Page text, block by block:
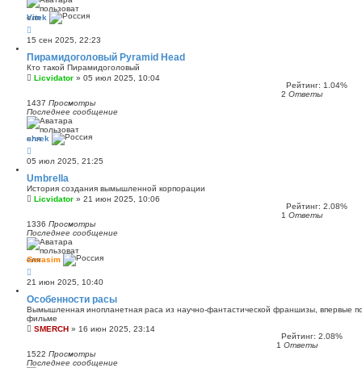
Vitek
15 сен 2025, 22:23
Пирамидоголовый Pyramid Head
Кто такой Пирамидоголовый
Licvidator » 05 июл 2025, 10:04
Рейтинг: 1.04%
2 Ответы
1437 Просмотры
Последнее сообщение
shrek
05 июл 2025, 21:25
Umbrella
История создания вымышленной корпорации
Licvidator » 21 июн 2025, 10:06
Рейтинг: 2.08%
1 Ответы
1336 Просмотры
Последнее сообщение
Gerasim
21 июн 2025, 10:40
Особенности расы
Вымышленная инопланетная раса из научно-фантастической франшизы, впервые
фильме
SMERCH » 16 июн 2025, 23:14
Рейтинг: 2.08%
1 Ответы
1522 Просмотры
Последнее сообщение